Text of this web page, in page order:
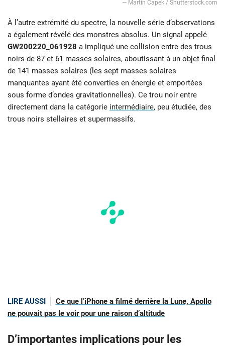
— Martin Capek / Shutterstock.com
À l’autre extrémité du spectre, la nouvelle série d’observations
a également révélé des monstres absolus. Un signal appelé
GW200220_061928 a impliqué une collision entre des trous
noirs de 87 et 61 masses solaires, aboutissant à un objet final
de 141 masses solaires (les sept masses solaires
manquantes ayant été converties en énergie et emportées
sous forme d’ondes gravitationnelles). Ce trou noir entre
directement dans la catégorie intermédiaire, peu étudiée, des
trous noirs stellaires et supermassifs.
LIRE AUSSI
Ce que l’iPhone a filmé derrière la Lune, Apollo
ne pouvait pas le voir pour une raison d’altitude
D’importantes implications pour les